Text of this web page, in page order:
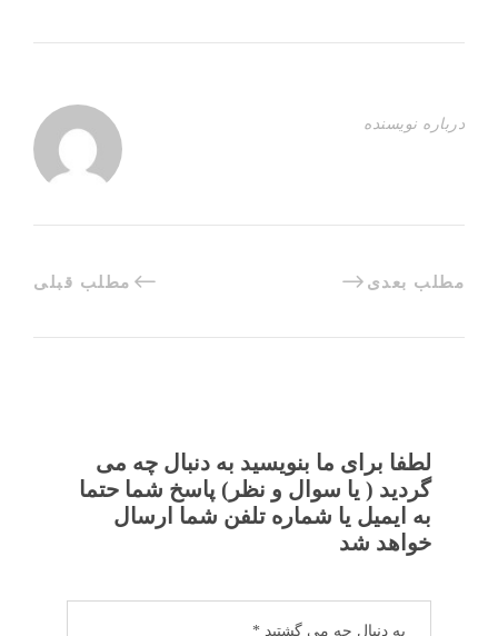
درباره نویسنده
مطلب قبلی مطلب بعدی
لطفا برای ما بنویسید به دنبال چه می
گردید ( یا سوال و نظر) پاسخ شما حتما
به ایمیل یا شماره تلفن شما ارسال
خواهد شد